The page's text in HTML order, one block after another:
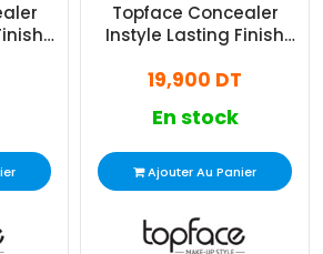
Topface Concealer
Instyle Lasting Finish
19,900 DT
En stock
Ajouter Au Panier